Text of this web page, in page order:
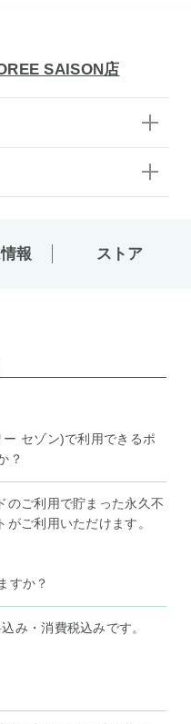
SAISON店
報 ストア
セゾン)で利用できるポ
？
のご利用で貯まった永久不
ご利用いただけます。
すか？
み・消費税込みです。